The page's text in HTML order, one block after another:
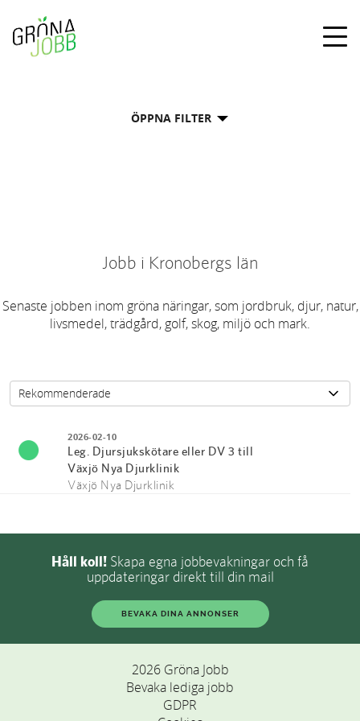
ÖPPNA FILTER
Jobb i Kronobergs län
Senaste jobben inom gröna näringar, som jordbruk, djur, natur,
livsmedel, trädgård, golf, skog, miljö och mark.
2026-02-10
Leg. Djursjukskötare eller DV 3 till
Växjö Nya Djurklinik
Växjö Nya Djurklinik
Håll koll! Skapa egna jobbevakningar och få
uppdateringar direkt till din mail
BEVAKA DINA ANNONSER
2026 Gröna Jobb
Bevaka lediga jobb
GDPR